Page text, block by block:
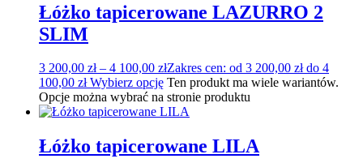
Łóżko tapicerowane LAZURRO 2
SLIM
3 200,00 zł – 4 100,00 złZakres cen: od 3 200,00 zł do 4
100,00 zł Wybierz opcję Ten produkt ma wiele wariantów.
Opcje można wybrać na stronie produktu
Łóżko tapicerowane LILA